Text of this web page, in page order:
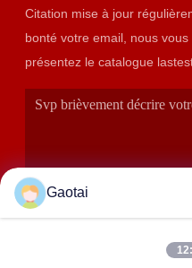
Citation mise à jour
bonté votre email, nous
présentez le catalogue
Gaotai